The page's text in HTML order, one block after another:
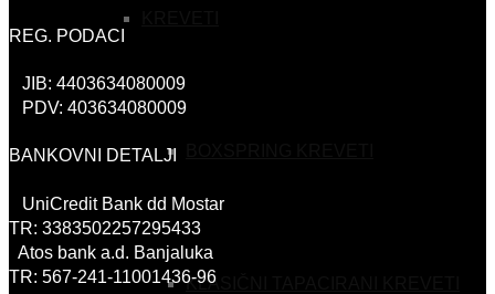
KLASIČNI TAPACIRANI KREVETI
REG. PODACI
JIB: 4403634080009
PDV: 403634080009
BANKOVNI DETALJI
UniCredit Bank dd Mostar
TR: 3383502257295433
Atos bank a.d. Banjaluka
TR: 567-241-11001436-96